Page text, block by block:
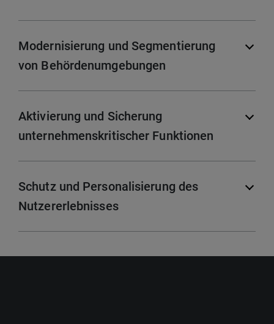
Modernisierung und Segmentierung
von Behördenumgebungen
Aktivierung und Sicherung
unternehmenskritischer Funktionen
Schutz und Personalisierung des
Nutzererlebnisses